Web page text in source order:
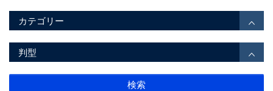
カテゴリー
判型
検索